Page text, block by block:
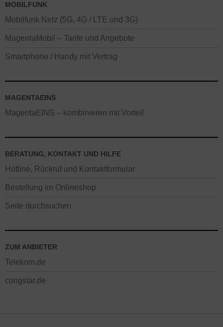
MOBILFUNK
Mobilfunk Netz (5G, 4G / LTE und 3G)
MagentaMobil – Tarife und Angebote
Smartphone / Handy mit Vertrag
MAGENTAEINS
MagentaEINS – kombinieren mit Vorteil
BERATUNG, KONTAKT UND HILFE
Hotline, Rückruf und Kontaktformular
Bestellung im Onlineshop
Seite durchsuchen
ZUM ANBIETER
Telekom.de
congstar.de